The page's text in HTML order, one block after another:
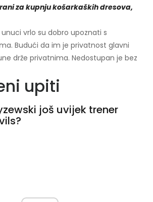
za kupnju košarkaških dresova,
vrlo su dobro upoznati s
Budući da im je privatnost glavni
drže privatnima. Nedostupan je bez
upiti
još uvijek trener